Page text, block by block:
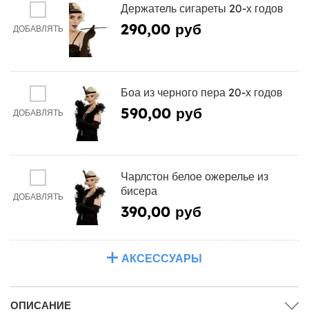
ДОБАВЛЯТЬ
Держатель сигареты 20-х годов
290,00 руб
ДОБАВЛЯТЬ
Боа из черного пера 20-х годов
590,00 руб
ДОБАВЛЯТЬ
Чарлстон белое ожерелье из
бисера
390,00 руб
АКСЕССУАРЫ
ОПИСАНИЕ